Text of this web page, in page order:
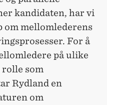
kandidaten, har vi
om mellomlederens
For å
på ulike
som
Rydland en
om